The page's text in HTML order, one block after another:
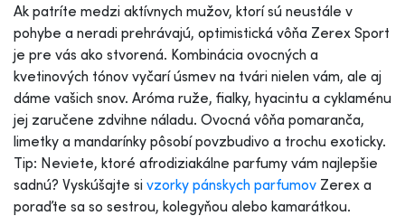
Ak patríte medzi aktívnych mužov, ktorí sú neustále v
pohybe a neradi prehrávajú, optimistická vôňa Zerex Sport
je pre vás ako stvorená. Kombinácia ovocných a
kvetinových tónov vyčarí úsmev na tvári nielen vám, ale aj
dáme vašich snov. Aróma ruže, fialky, hyacintu a cyklaménu
jej zaručene zdvihne náladu. Ovocná vôňa pomaranča,
limetky a mandarínky pôsobí povzbudivo a trochu exoticky.
Tip: Neviete, ktoré afrodiziakálne parfumy vám najlepšie
sadnú? Vyskúšajte si vzorky pánskych parfumov Zerex a
poraďte sa so sestrou, kolegyňou alebo kamarátkou.